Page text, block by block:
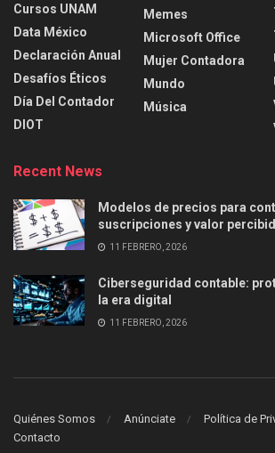
Cursos UNAM
Data México
Declaración Anual
Desafíos Éticos
Día Del Contador
DIOT
Memes
Microsoft Office
Mujer Contadora
Mundo
Música
Recent News
Modelos de precios para
suscripciones y valor
11 FEBRERO, 2026
Ciberseguridad contable:
la era digital
11 FEBRERO, 2026
Quiénes Somos Anúnciate
Política de
Contacto